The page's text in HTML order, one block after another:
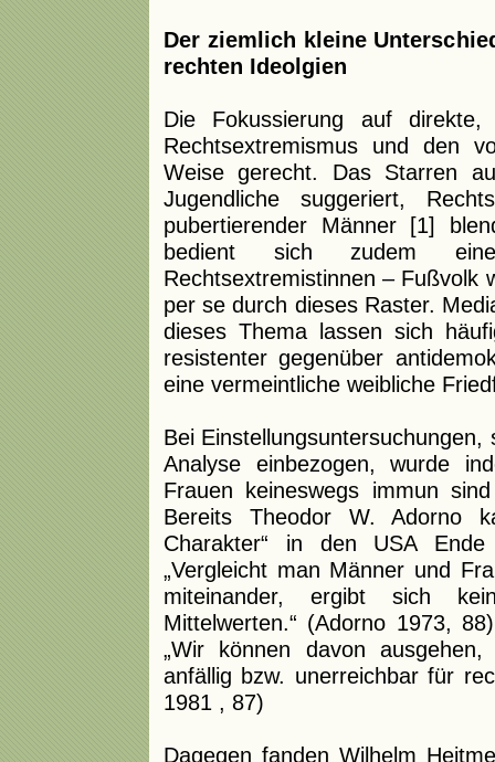
Der ziemlich kleine
rechten Ideolgien
Die Fokussierung auf
Rechtsextremismus und den
Weise gerecht. Das Starren
Jugendliche suggeriert,
pubertierender Männer [1]
bedient sich zudem
Rechtsextremistinnen – Fußvolk
per se durch dieses Raster.
dieses Thema lassen sich
resistenter gegenüber
eine vermeintliche weibliche
Bei
Analyse einbezogen, wurde
Frauen keineswegs immun
Bereits Theodor W. Adorno
Charakter“ in den USA
„Vergleicht man Männer und
miteinander, ergibt sich
Mittelwerten.“ (Adorno 1973,
„Wir können davon
anfällig bzw. unerreichbar für
1981 , 87)
Dagegen fanden Wilhelm